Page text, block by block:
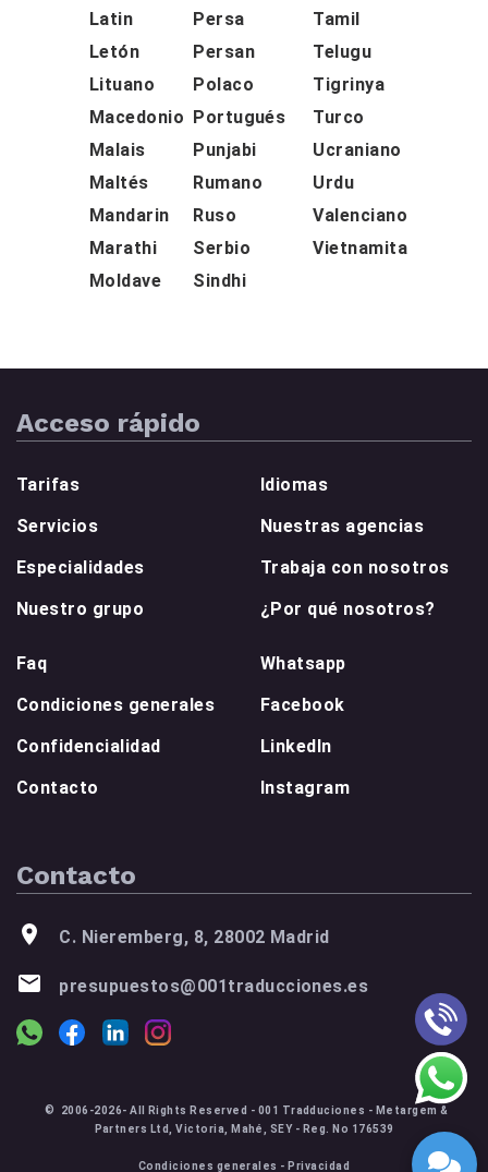
Latin
Letón
Lituano
Macedonio
Malais
Maltés
Mandarin
Marathi
Moldave
Persa
Persan
Polaco
Portugués
Punjabi
Rumano
Ruso
Serbio
Sindhi
Tamil
Telugu
Tigrinya
Turco
Ucraniano
Urdu
Valenciano
Vietnamita
Acceso rápido
Tarifas
Servicios
Especialidades
Nuestro grupo
Idiomas
Nuestras agencias
Trabaja con nosotros
¿Por qué nosotros?
Faq
Condiciones generales
Confidencialidad
Contacto
Whatsapp
Facebook
LinkedIn
Instagram
Contacto
C. Nieremberg, 8, 28002 Madrid
presupuestos@001traducciones.es
© 2006-2026- All Rights Reserved - 001 Tradduciones - Metargem &
Partners Ltd, Victoria, Mahé, SEY - Reg. No 176539
Condiciones generales - Privacidad